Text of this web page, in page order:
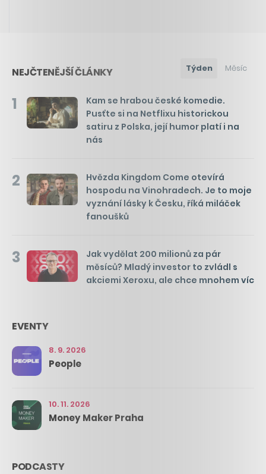
NEJČTENĚJŠÍ ČLÁNKY Týden Měsíc
1
Kam se hrabou české komedie.
Pusťte si na Netflixu historickou
satiru z Polska, její humor platí i na
nás
2
Hvězda Kingdom Come otevírá
hospodu na Vinohradech. Je to moje
vyznání lásky k Česku, říká miláček
fanoušků
3
Jak vydělat 200 milionů za pár
měsíců? Mladý investor to zvládl s
akciemi Xeroxu, ale chce mnohem víc
EVENTY
8. 9. 2026
People
10. 11. 2026
Money Maker Praha
PODCASTY